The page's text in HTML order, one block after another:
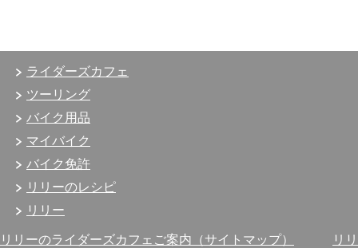
ライダーズカフェ
ツーリング
バイク用品
マイバイク
バイク免許
リリーのレシピ
リリー
リリーのライダーズカフェご案内（サイトマップ） リリ